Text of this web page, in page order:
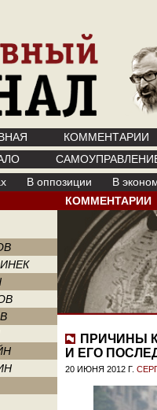
КОММЕНТАРИИ
В оппозиции В
КОММЕНТАРИИ
ПРИЧИНЫ
И ЕГО
20 ИЮНЯ 2012 Г.